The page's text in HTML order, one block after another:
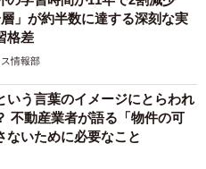
層」が約半数に達する深刻な実
格差
情報部
いう言葉のイメージにとらわれ
不動産業者が語る「物件の可
ないために必要なこと